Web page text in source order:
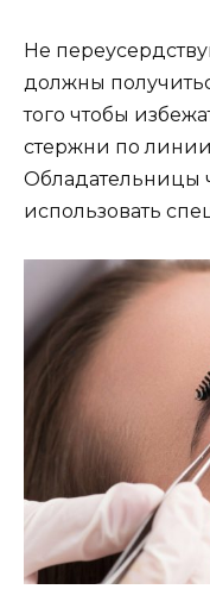
Не
должны
того чтобы
стержни по линии
Обладательницы
использовать